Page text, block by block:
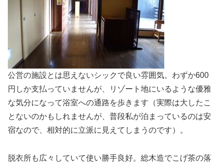
公営の施設とは思えないシックで良い雰囲気。わずか600
円しか支払っていませんが、リゾート地にいるような優雅
な気分になって浴室への通路を歩きます（実際は大したこ
とないのかもしれませんが、普段私が泊まっているのは安
宿なので、相対的に立派に見えてしまうのです）。
脱衣所も広々していて使い勝手良好。総木造でこげ茶の落